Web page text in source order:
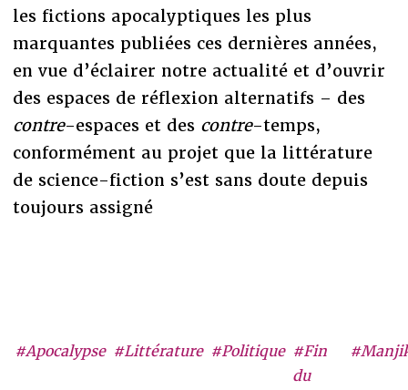
#Apocalypse #Littérature #Politique #Fin
du
les fictions apocalyptiques les plus
marquantes publiées ces dernières années,
en vue d’éclairer notre actualité et d’ouvrir
des espaces de réflexion alternatifs – des
contre-espaces et des contre-temps,
conformément au projet que la littérature
de science-fiction s’est sans doute depuis
toujours assigné